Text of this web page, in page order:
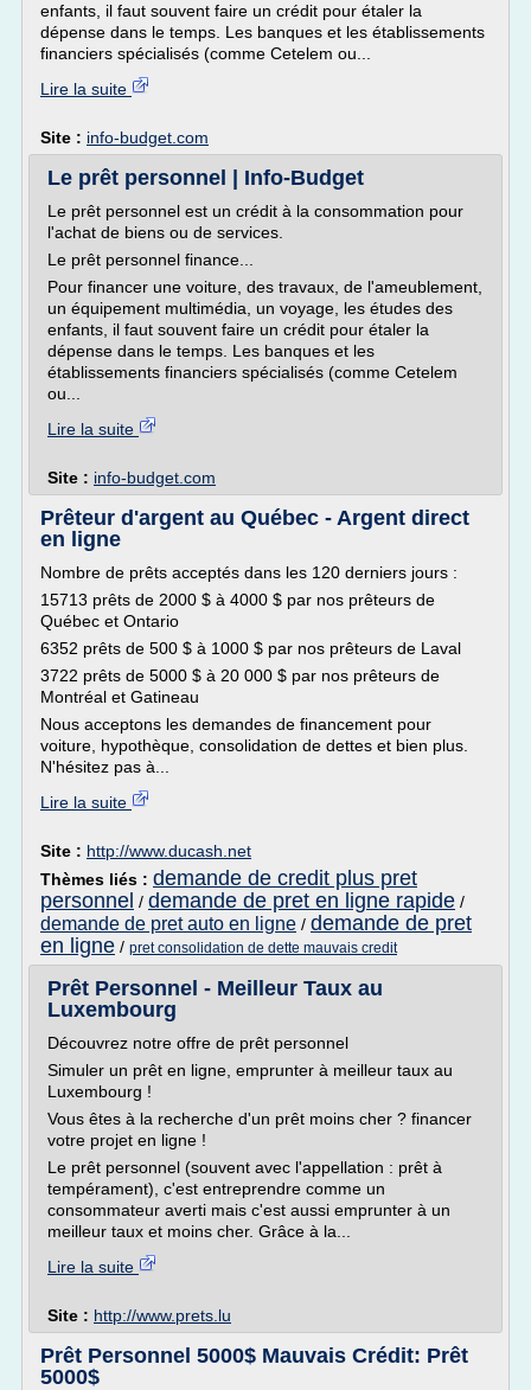
enfants, il faut souvent faire un crédit pour étaler la
dépense dans le temps. Les banques et les établissements
financiers spécialisés (comme Cetelem ou...
Lire la suite
Site : info-budget.com
Le prêt personnel | Info-Budget
Le prêt personnel est un crédit à la consommation pour
l'achat de biens ou de services.
Le prêt personnel finance...
Pour financer une voiture, des travaux, de l'ameublement,
un équipement multimédia, un voyage, les études des
enfants, il faut souvent faire un crédit pour étaler la
dépense dans le temps. Les banques et les
établissements financiers spécialisés (comme Cetelem
ou...
Lire la suite
Site : info-budget.com
Prêteur d'argent au Québec - Argent direct
en ligne
Nombre de prêts acceptés dans les 120 derniers jours :
15713 prêts de 2000 $ à 4000 $ par nos prêteurs de
Québec et Ontario
6352 prêts de 500 $ à 1000 $ par nos prêteurs de Laval
3722 prêts de 5000 $ à 20 000 $ par nos prêteurs de
Montréal et Gatineau
Nous acceptons les demandes de financement pour
voiture, hypothèque, consolidation de dettes et bien plus.
N'hésitez pas à...
Lire la suite
Site : http://www.ducash.net
Thèmes liés : demande de credit plus pret
personnel / demande de pret en ligne rapide /
demande de pret auto en ligne / demande de pret
en ligne / pret consolidation de dette mauvais credit
Prêt Personnel - Meilleur Taux au
Luxembourg
Découvrez notre offre de prêt personnel
Simuler un prêt en ligne, emprunter à meilleur taux au
Luxembourg !
Vous êtes à la recherche d'un prêt moins cher ? financer
votre projet en ligne !
Le prêt personnel (souvent avec l'appellation : prêt à
tempérament), c'est entreprendre comme un
consommateur averti mais c'est aussi emprunter à un
meilleur taux et moins cher. Grâce à la...
Lire la suite
Site : http://www.prets.lu
Prêt Personnel 5000$ Mauvais Crédit: Prêt
5000$